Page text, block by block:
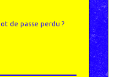
de passe perdu ?